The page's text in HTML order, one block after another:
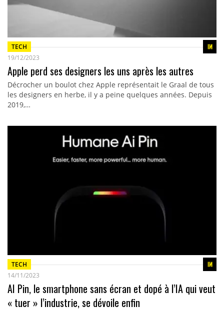
TECH
19/12/2023
Apple perd ses designers les uns après les autres
Décrocher un boulot chez Apple représentait le Graal de tous
les designers en herbe, il y a peine quelques années. Depuis
2019,…
TECH
14/11/2023
AI Pin, le smartphone sans écran et dopé à l’IA qui veut
« tuer » l’industrie, se dévoile enfin